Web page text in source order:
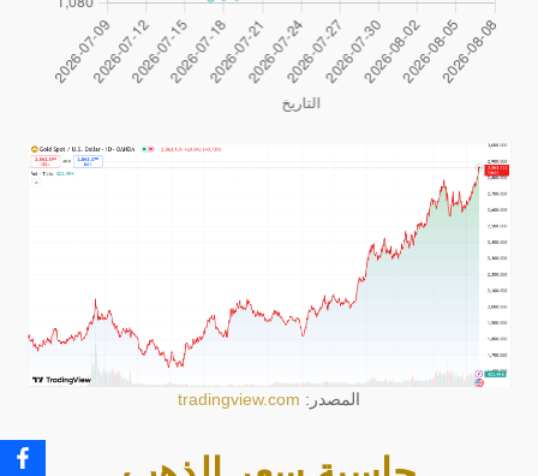
المصدر: tradingview.com